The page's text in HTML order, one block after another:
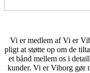
Vi er medlem af Vi er
pligt at støtte op om de
et bånd mellem os i
kunder. Vi er Viborg gør